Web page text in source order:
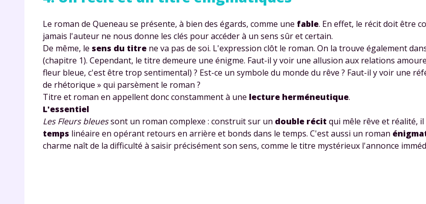
Le roman de Queneau se présente, à bien des égards, comme une fable. En effet, le récit doit être
jamais l'auteur ne nous donne les clés pour accéder à un sens sûr et certain.
De même, le sens du titre ne va pas de soi. L'expression clôt le roman. On la trouve également
(chapitre 1). Cependant, le titre demeure une énigme. Faut-il y voir une allusion aux relations
fleur bleue, c'est être trop sentimental) ? Est-ce un symbole du monde du rêve ? Faut-il y voir une
de rhétorique » qui parsèment le roman ?
Titre et roman en appellent donc constamment à une lecture herméneutique.
L'essentiel
Les Fleurs bleuessont un roman complexe : construit sur un double récit qui mêle rêve et réalité,
temps linéaire en opérant retours en arrière et bonds dans le temps. C'est aussi un roman
charme naît de la difficulté à saisir précisément son sens, comme le titre mystérieux l'annonce
Envie de progresser et
réussir votre année
Testez gratuitement pendant